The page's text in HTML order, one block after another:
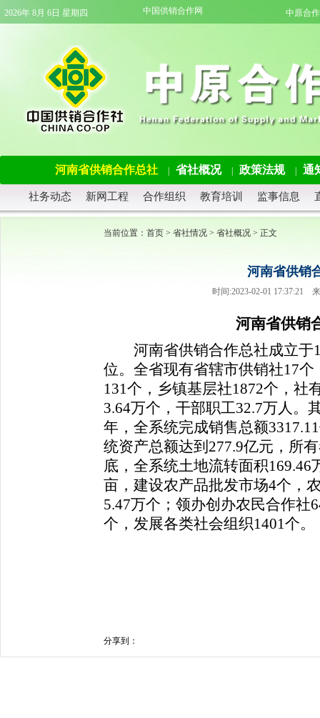
2026年 8月 6日 星期四 中国供销合作网 中原合
河南省供销合作总社 省社概况 政策法规 通
社务动态 新网工程 合作组织 教育培训 监事信息
当前位置： 首页 > 省社情况 > 省社概况 > 正文
河南省供销
时间:2023-02-01 17:37:21
河南省供销
河南省供销合作总社成立于
位。全省现有省辖市供销社17
131个，乡镇基层社1872个，社
3.64万个，干部职工32.7万人。
年，全系统完成销售总额
统资产总额达到277.9亿元，所
底，全系统土地流转面积169.46
亩，建设农产品批发市场4个，
5.47万个；领办创办农民合作社
个，发展各类社会组织1401个。
分享到：